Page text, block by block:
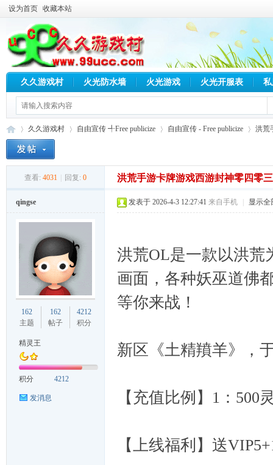
设为首页 收藏本站
久久游戏村 火光防水墙 火光游戏 火光开服表
久久游戏村
›
自由宣传 ╃Free publicize
›
自由宣传 - Free publicize
›
洪荒
查看: 4031 回复: 0 洪荒手游卡牌游戏西游封神零四零三
qingse
162
主题
162
帖子
4212
积分
精灵王
积分 4212
发消息
发表于 2026-4-3 12:27:41 来自手机 显示全
洪荒OL是一款以洪荒
画面，各种妖巫道佛
等你来战！
新区《土精羵羊》，
【充值比例】1：500
【上线福利】送